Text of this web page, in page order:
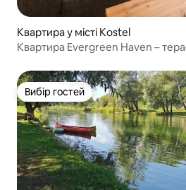
Квартира у місті Kostel
Квартира Evergreen Haven –
Вибір гостей
Вибір гостей